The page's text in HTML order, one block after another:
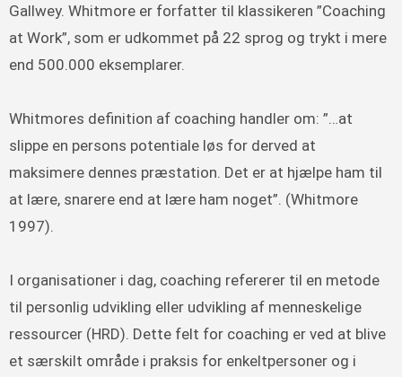
Gallwey. Whitmore er forfatter til klassikeren ”Coaching
at Work”, som er udkommet på 22 sprog og trykt i mere
end 500.000 eksemplarer.
Whitmores definition af coaching handler om: ”…at
slippe en persons potentiale løs for derved at
maksimere dennes præstation. Det er at hjælpe ham til
at lære, snarere end at lære ham noget”. (Whitmore
1997).
I organisationer i dag, coaching refererer til en metode
til personlig udvikling eller udvikling af menneskelige
ressourcer (HRD). Dette felt for coaching er ved at blive
et særskilt område i praksis for enkeltpersoner og i